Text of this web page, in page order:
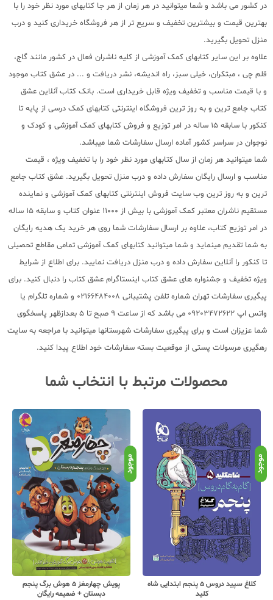
در کشور می باشد و شما میتوانید در هر زمان از هر جا کتابهای مورد نظر خود را با
بهترین قیمت و بیشترین تخفیف و سریع تر از هر فروشگاه خریداری کنید و درب
منزل تحویل بگیرید.
علاوه بر این سایر کتابهای کمک آموزشی از کلیه ناشران فعال در کشور مانند گاج،
قلم چی ، مبتکران، خیلی سبز، راه اندیشه، نشر دریافت و ... در عشق کتاب موجود
و با قیمت مناسب و تخفیف ویژه قابل خریداری است. بانک کتاب آنلاین عشق
کتاب جامع ترین و به روز ترین فروشگاه اینترنتی کتابهای کمک درسی از پایه تا
کنکور با سابقه 15 ساله در امر توزیع و فروش کتابهای کمک آموزشی و کودک و
نوجوان در سراسر کشور آماده ارسال سفارشات شما میباشد.
شما میتوانید هر زمان از سال کتابهای مورد نظر خود را با تخفیف ویژه ، قیمت
مناسب و ارسال رایگان سفارش داده و درب منزل تحویل بگیرید. عشق کتاب جامع
ترین و به روز ترین وب سایت فروش اینترنتی کتابهای کمک آموزشی و نماینده
مستقیم ناشران معتبر کمک آموزشی با بیش از 11000 عنوان کتاب و سابقه 15 ساله
در امر توزیع کتاب، علاوه بر ارسال سفارشات شما روی هر خرید یک هدیه رایگان
به شما تقدیم مینماید و شما میتوانید کتابهای کمک آموزشی تمامی مقاطع تحصیلی
تا کنکور را آنلاین سفارش داده و درب منزل دریافت نمایید. برای اطلاع از شرایط
ویژه تخفیف و جشنواره های عشق کتاب اینستاگرام عشق کتاب را دنبال کنید. برای
پیگیری سفارشات تهران شماره تلفن پشتیبانی 02166484008 و شماره تلگرام یا
واتس اپ 09203472622 می باشد که از ساعت 9 صبح تا 5 بعدازظهر پاسخگوی
شما عزیزان است و برای پیگیری سفارشات شهرستانها میتوانید با مراجعه به سایت
رهگیری مرسولات پستی از موقعیت بسته سفارشات خود اطلاع پیدا کنید.
محصولات مرتبط با انتخاب شما
موجود
کلاغ سپید دروس 5 پنجم ابتدایی شاه
کلید
موجود
پویش چهارمغز 5 هوش برگ پنجم
دبستان + ضمیمه رایگان